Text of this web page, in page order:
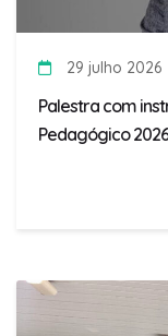
29 julho 2026
Palestra com
Pedagógico